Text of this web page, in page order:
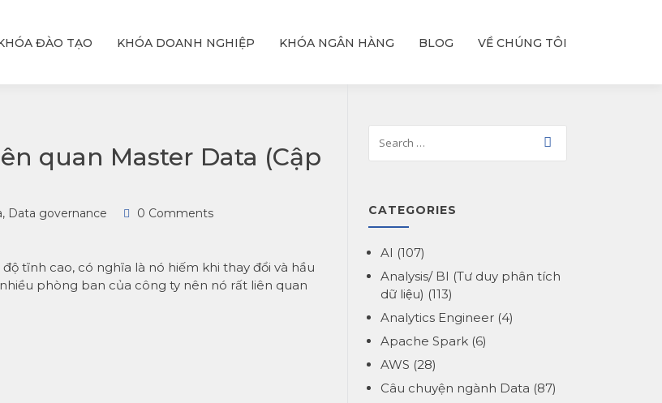
ĐÀO TẠO KHÓA DOANH NGHIỆP KHÓA NGÂN HÀNG BLOG VỀ CHÚNG TÔI
quan Master Data (Cập
, Data governance 0 Comments
tĩnh cao, có nghĩa là nó hiếm khi thay đổi và hầu
phòng ban của công ty nên nó rất liên quan
CATEGORIES
AI (107)
Analysis/ BI (Tư duy phân tích
dữ liệu) (113)
Analytics Engineer (4)
Apache Spark (6)
AWS (28)
Câu chuyện ngành Data (87)